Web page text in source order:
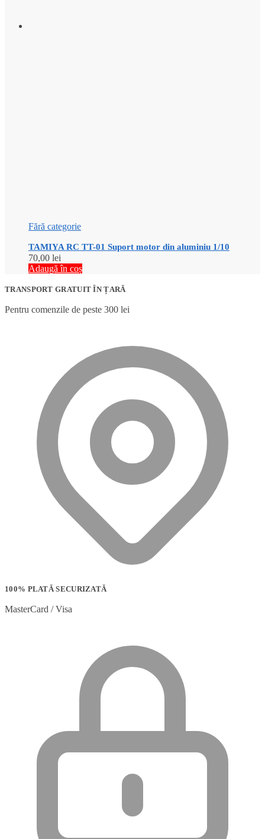
Fără categorie
TAMIYA RC TT-01 Suport motor din aluminiu 1/10
70,00 lei
Adaugă în coș
TRANSPORT GRATUIT ÎN ȚARĂ
Pentru comenzile de peste 300 lei
100% PLATĂ SECURIZATĂ
MasterCard / Visa